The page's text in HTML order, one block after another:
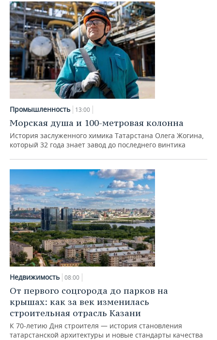
ХОККЕЙ С МЯЧОМ
ПРОИСШЕСТВИЯ
Промышленность 13:00
Морская душа и 100-метровая колонна
История заслуженного химика Татарстана Олега Жогина,
который 32 года знает завод до последнего винтика
Недвижимость 08:00
От первого соцгорода до парков на
крышах: как за век изменилась
строительная отрасль Казани
К 70-летию Дня строителя — история становления
татарстанской архитектуры и новые стандарты качества